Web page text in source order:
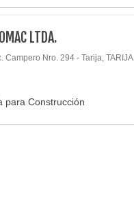
LTDA.
Campero Nro. 294 - Tarija, TARIJA
para Construcción